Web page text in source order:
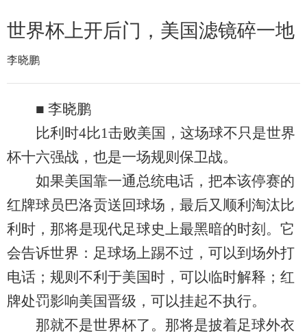
世界杯上开后门，美国滤镜碎一地
李晓鹏
■ 李晓鹏
比利时4比1击败美国，这场球不只是世界
杯十六强战，也是一场规则保卫战。
如果美国靠一通总统电话，把本该停赛的
红牌球员巴洛贡送回球场，最后又顺利淘汰比
利时，那将是现代足球史上最黑暗的时刻。它
会告诉世界：足球场上踢不过，可以到场外打
电话；规则不利于美国时，可以临时解释；红
牌处罚影响美国晋级，可以挂起不执行。
那就不是世界杯了。那将是披着足球外衣